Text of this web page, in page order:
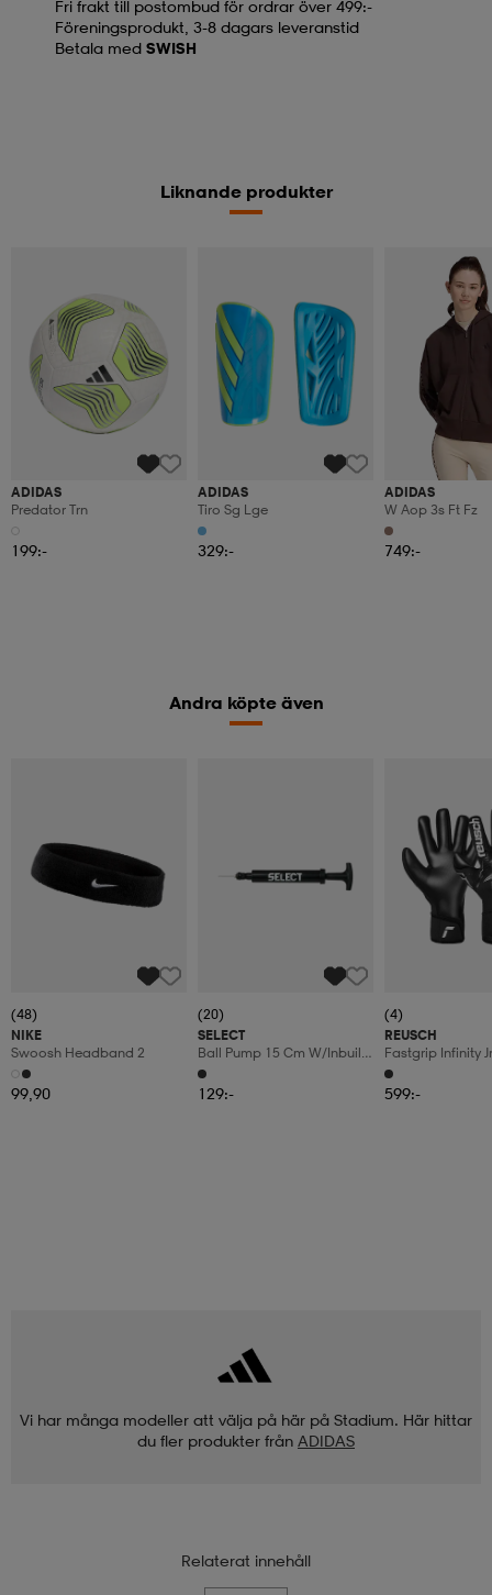
Fri frakt till postombud för ordrar över 499:-
Föreningsprodukt, 3-8 dagars leveranstid
Betala med SWISH
Liknande produkter
ADIDAS
Predator Trn
199:-
ADIDAS
Tiro Sg Lge
329:-
ADIDAS
W Aop 3s Ft Fz
749:-
Andra köpte även
(48)
NIKE
Swoosh Headband 2
99,90
(20)
SELECT
Ball Pump 15 Cm W/inbuilt
Hose
129:-
(4)
REUSCH
Fastgrip Infinity Jr
599:-
Vi har många modeller att välja på här på Stadium. Här hittar
du fler produkter från ADIDAS
Relaterat innehåll